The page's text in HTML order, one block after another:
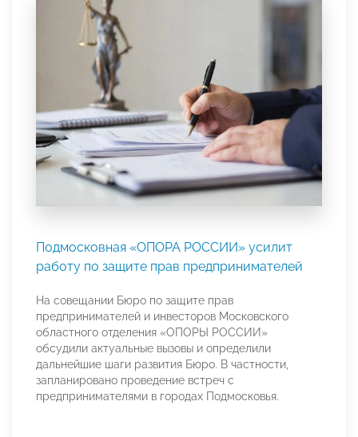
Подмосковная «ОПОРА РОССИИ» усилит
работу по защите прав предпринимателей
На совещании Бюро по защите прав
предпринимателей и инвесторов Московского
областного отделения «ОПОРЫ РОССИИ»
обсудили актуальные вызовы и определили
дальнейшие шаги развития Бюро. В частности,
запланировано проведение встреч с
предпринимателями в городах Подмосковья.